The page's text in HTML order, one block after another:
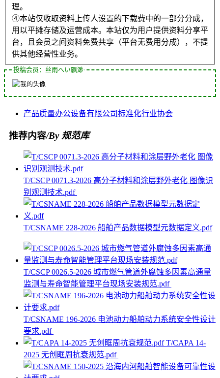
理。
④本站仅收取资料上传人设置的下载费中的一部分分成，
用以平摊存储及运营成本。本站仅为用户提供资料分享平
台，且会员之间资料免费共享（平台无费用分成），不提
供其他经营性业务。
投稿会员：丝雨へい飘渺
产品质量办公设备有限公司标准化行业协会
推荐内容/By 规范库
T/CSCP 0071.3-2026 高分子材料和涂层野外老化 图像识
别观测技术.pdf
T/CSNAME 228-2026 船舶产品数据模型元数据定义.pdf
T/CSCP 0026.5-2026 城市燃气管道外腐蚀多因素高通量
监测与寿命智能管理平台现场安装规范.pdf
T/CSNAME 196-2026 电池动力船舶动力系统安全性设计
要求.pdf
T/CAPA 14-
2025 无创眶周抗衰规范.pdf